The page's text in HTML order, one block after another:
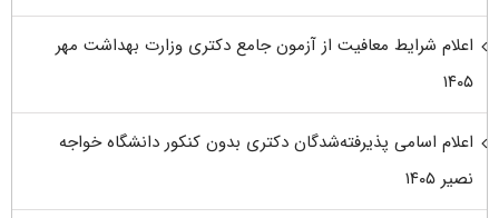
اعلام شرایط معافیت از آزمون جامع دکتری وزارت بهداشت مهر
۱۴۰۵
اعلام اسامی پذیرفته‌شدگان دکتری بدون کنکور دانشگاه خواجه
نصیر ۱۴۰۵